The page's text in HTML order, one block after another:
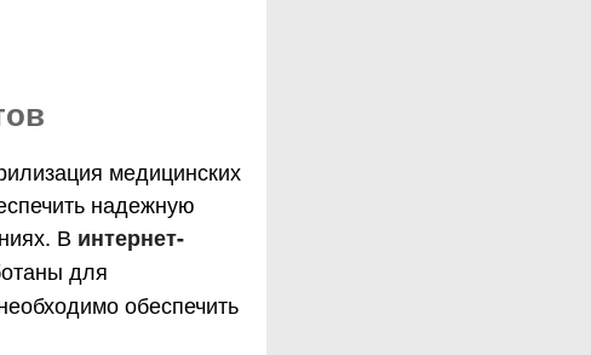
медицинских
надежную
В интернет-
для
обеспечить